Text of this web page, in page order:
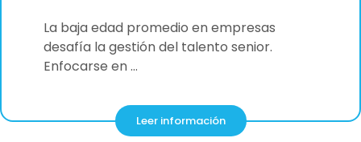
La baja edad promedio en empresas
desafía la gestión del talento senior.
Enfocarse en …
Leer información